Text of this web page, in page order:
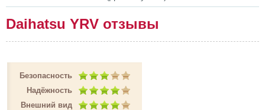
Daihatsu YRV отзывы
Безопасность
Надёжность
Внешний вид